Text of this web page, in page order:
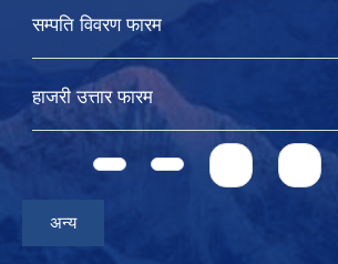
सम्पति विवरण फारम
हाजरी उत्तार फारम
Pages
अन्य